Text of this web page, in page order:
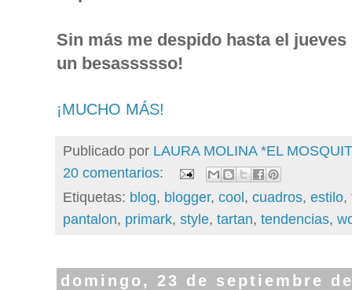
Sin más me despido hasta el
un besassssso!
¡MUCHO MÁS!
Publicado por LAURA MOLINA *EL
20 comentarios:
Etiquetas: blog, blogger, cool, cuadros, estilo,
pantalon, primark, style, tartan, tendencias,
domingo, 23 de septiembre